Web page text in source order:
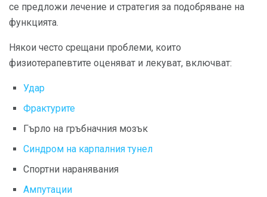
се предложи лечение и стратегия за подобряване на
функцията.
Някои често срещани проблеми, които
физиотерапевтите оценяват и лекуват, включват:
Удар
Фрактурите
Гърло на гръбначния мозък
Синдром на карпалния тунел
Спортни наранявания
Ампутации